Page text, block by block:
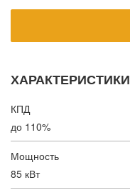
ХАРАКТЕРИСТИКИ
КПД
до 110%
Мощность
85 кВт